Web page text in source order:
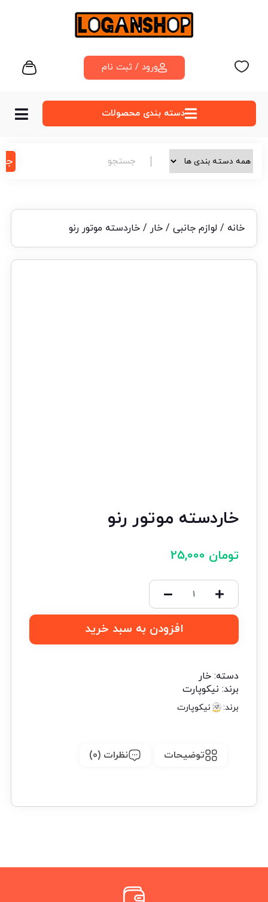
ورود / ثبت نام
دسته‌ بندی محصولات
خانه / لوازم جانبی/ خار / خاردسته موتور رنو
خاردسته موتور رنو
تومان
افزودن به سبد خرید
دسته: خار
برند: نیکوپارت
برند: نیکوپارت
توضیحات نظرات (0)